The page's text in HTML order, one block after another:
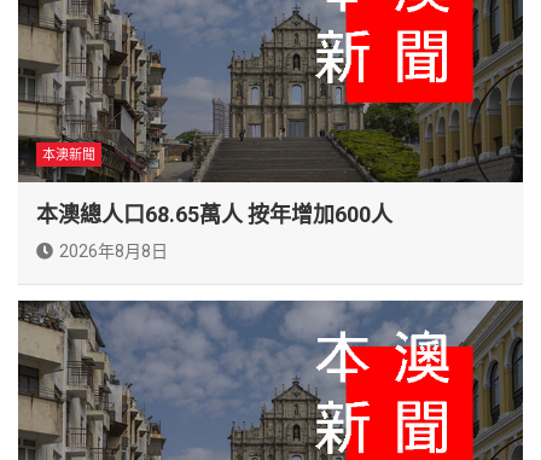
本澳新聞
本澳總人口68.65萬人 按年增加600人
2026年8月8日